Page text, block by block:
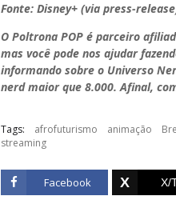
Fonte: Disney+ (via press-
O Poltrona POP é parceiro
mas você pode nos ajudar
informando sobre o Universo
nerd maior que 8.000. Afinal,
Tags: afrofuturismo animação
streaming
Facebook